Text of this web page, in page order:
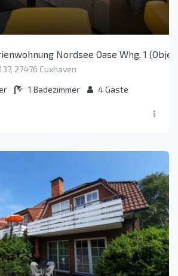
Nordsee Oase Whg. 1
27476 Cuxhaven
1 Badezimmer 4Gäste